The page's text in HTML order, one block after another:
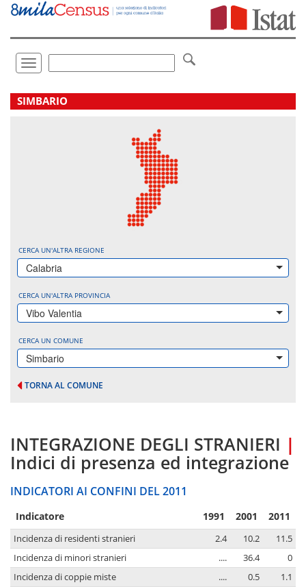
Vai
direttamente
Toggle
navigation
.
SIMBARIO
CERCA UN'ALTRA REGIONE
Calabria
CERCA UN'ALTRA PROVINCIA
Vibo Valentia
CERCA UN COMUNE
Simbario
TORNA AL COMUNE
INTEGRAZIONE DEGLI STRANIERI |
Indici di presenza ed integrazione
INDICATORI AI CONFINI DEL 2011
Indicatore 1991 2001 2011
Incidenza di residenti stranieri 2.4 10.2
11.5
Incidenza di minori stranieri
.... 36.4
0
Incidenza di coppie miste
.... 0.5
1.1